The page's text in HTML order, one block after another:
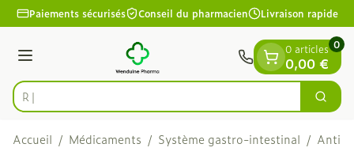
Aller au contenu
1 de 1
Paiements sécurisés Conseil du pharmacien Livraison rapide
Menu
Rechercher
Trou
0 articles
0,00 €
0
Accueil / Médicaments / Système gastro-intestinal /